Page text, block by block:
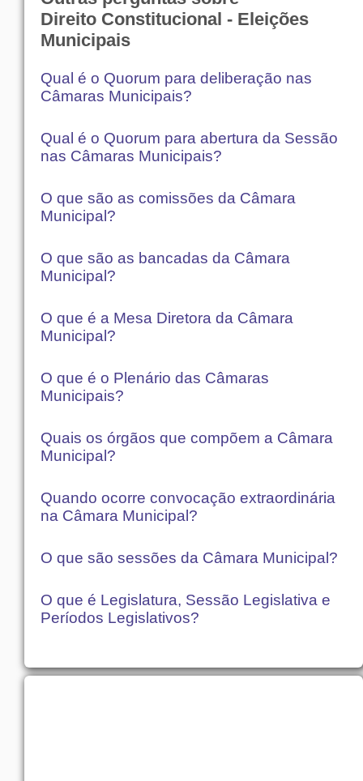
Direito Constitucional - Eleições
Municipais
Qual é o Quorum para deliberação nas
Câmaras Municipais?
Qual é o Quorum para abertura da Sessão
nas Câmaras Municipais?
O que são as comissões da Câmara
Municipal?
O que são as bancadas da Câmara
Municipal?
O que é a Mesa Diretora da Câmara
Municipal?
O que é o Plenário das Câmaras
Municipais?
Quais os órgãos que compõem a Câmara
Municipal?
Quando ocorre convocação extraordinária
na Câmara Municipal?
O que são sessões da Câmara Municipal?
O que é Legislatura, Sessão Legislativa e
Períodos Legislativos?